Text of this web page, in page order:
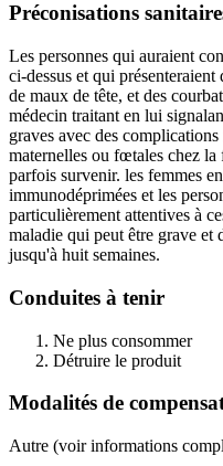
Préconisations
Les personnes qui auraient
ci-dessus et qui
de maux de tête, et des
médecin traitant en lui
graves avec des
maternelles ou fœtales chez la
parfois survenir. les femmes
immunodéprimées et les
particulièrement attentives à
maladie qui peut être grave
jusqu'à huit semaines.
Conduites à tenir
Ne plus consommer
Détruire le produit
Modalités de
Autre (voir informations